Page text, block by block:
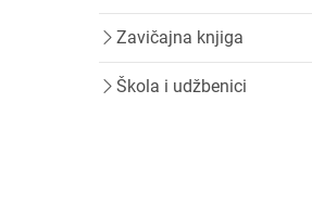
Zavičajna knjiga
Škola i udžbenici